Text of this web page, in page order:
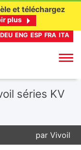
et téléchargez
plus
DEU ENG ESP FRA ITA
séries KV
par Vivoil